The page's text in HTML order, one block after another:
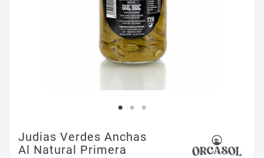
Judias Verdes Anchas
Al Natural Primera